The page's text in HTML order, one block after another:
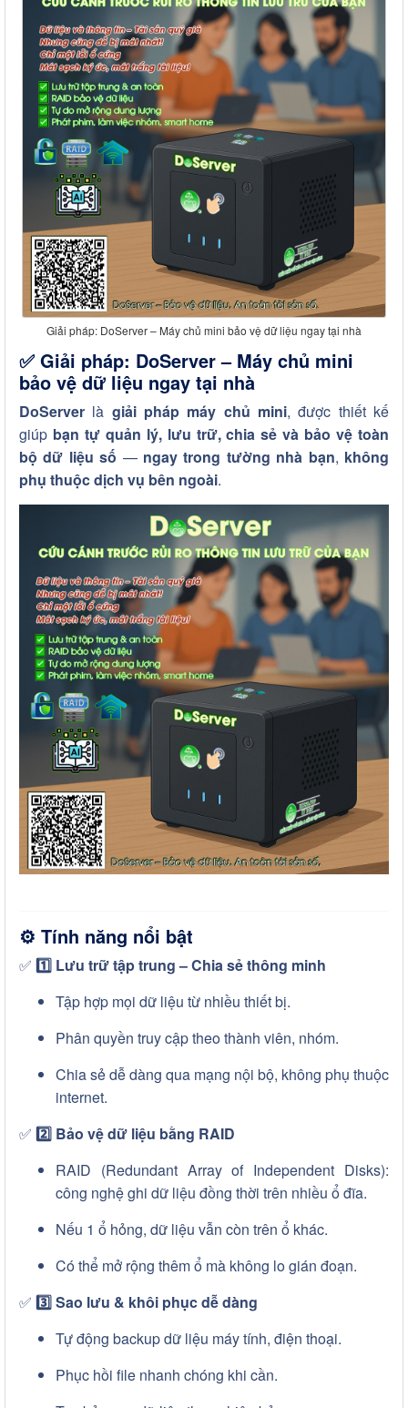
Giải pháp: DoServer – Máy chủ mini bảo vệ dữ liệu ngay tại nhà
✅ Giải pháp: DoServer – Máy chủ mini
bảo vệ dữ liệu ngay tại nhà
DoServer là giải pháp máy chủ mini, được thiết kế
giúp bạn tự quản lý, lưu trữ, chia sẻ và bảo vệ toàn
bộ dữ liệu số — ngay trong tường nhà bạn, không
phụ thuộc dịch vụ bên ngoài.
⚙️ Tính năng nổi bật
✅ 1️⃣ Lưu trữ tập trung – Chia sẻ thông minh
Tập hợp mọi dữ liệu từ nhiều thiết bị.
Phân quyền truy cập theo thành viên, nhóm.
Chia sẻ dễ dàng qua mạng nội bộ, không phụ thuộc
internet.
✅ 2️⃣ Bảo vệ dữ liệu bằng RAID
RAID (Redundant Array of Independent Disks):
công nghệ ghi dữ liệu đồng thời trên nhiều ổ đĩa.
Nếu 1 ổ hỏng, dữ liệu vẫn còn trên ổ khác.
Có thể mở rộng thêm ổ mà không lo gián đoạn.
✅ 3️⃣ Sao lưu & khôi phục dễ dàng
Tự động backup dữ liệu máy tính, điện thoại.
Phục hồi file nhanh chóng khi cần.